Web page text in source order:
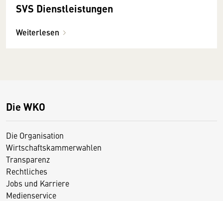
SVS Dienstleistungen
Weiterlesen
Die WKO
Die Organisation
Wirtschaftskammerwahlen
Transparenz
Rechtliches
Jobs und Karriere
Medienservice